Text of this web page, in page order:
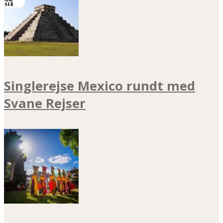
Singlerejse Mexico rundt med
Svane Rejser